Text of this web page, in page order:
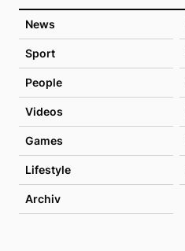
News
Sport
People
Videos
Games
Lifestyle
Archiv